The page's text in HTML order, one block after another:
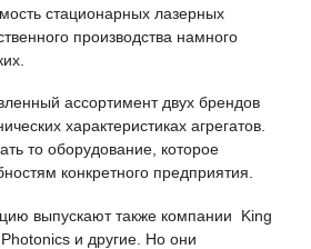
стационарных лазерных
производства намного
ассортимент двух брендов
характеристиках агрегатов.
то оборудование, которое
конкретного предприятия.
выпускают также компании King
и другие. Но они